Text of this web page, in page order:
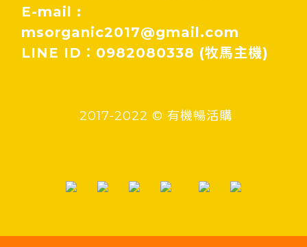
E-mail :
msorganic2017@gmail.com
LINE ID：0982080338 (牧馬主機)
2017-2022 © 有機暢活購